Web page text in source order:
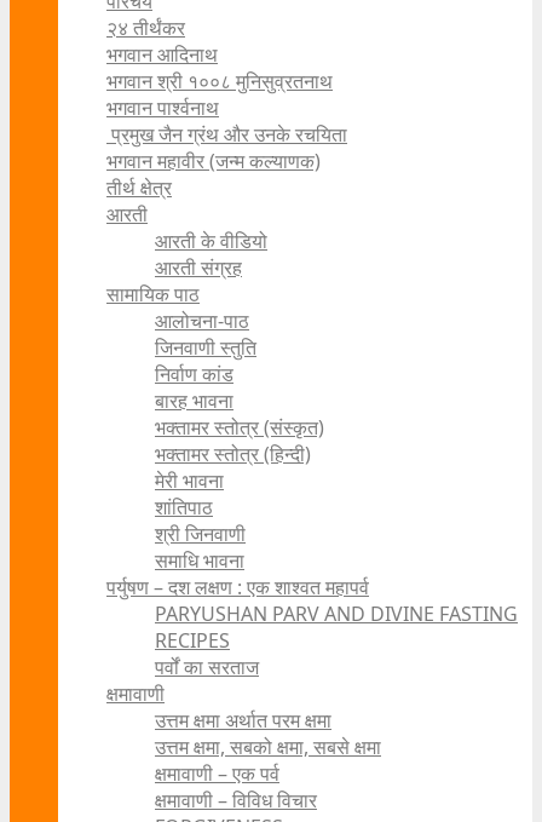
२४ तीर्थंकर
भगवान आदिनाथ
भगवान श्री १००८ मुनिसुव्रतनाथ
भगवान पार्श्वनाथ
प्रमुख जैन ग्रंथ और उनके रचयिता
भगवान महावीर (जन्म कल्याणक)
तीर्थ क्षेत्र
आरती
आरती के वीडियो
आरती संग्रह
सामायिक पाठ
आलोचना-पाठ
जिनवाणी स्तुति
निर्वाण कांड
बारह भावना
भक्तामर स्तोत्र (संस्कृत)
भक्तामर स्तोत्र (हिन्दी)
मेरी भावना
शांतिपाठ
श्री जिनवाणी
समाधि भावना
पर्युषण – दश लक्षण : एक शाश्वत महापर्व
PARYUSHAN PARV AND DIVINE FASTING
RECIPES
पर्वों का सरताज
क्षमावाणी
उत्तम क्षमा अर्थात परम क्षमा
उत्तम क्षमा, सबको क्षमा, सबसे क्षमा
क्षमावाणी – एक पर्व
क्षमावाणी – विविध विचार